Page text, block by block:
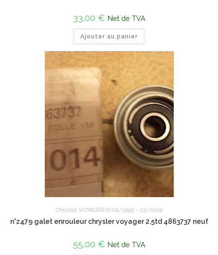
33,00 € Net de TVA
Ajouter au panier
Chrysler, VOYAGER III (01/1995 - 03/2001)
n°z479 galet enrouleur chrysler voyager 2.5td 4863737 neuf
55,00 € Net de TVA